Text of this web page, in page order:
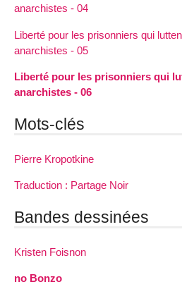
anarchistes - 04
Liberté pour les prisonniers qui
anarchistes - 05
Liberté pour les prisonniers qui
anarchistes - 06
Mots-clés
Pierre Kropotkine
Traduction : Partage Noir
Bandes dessinées
Kristen Foisnon
no Bonzo